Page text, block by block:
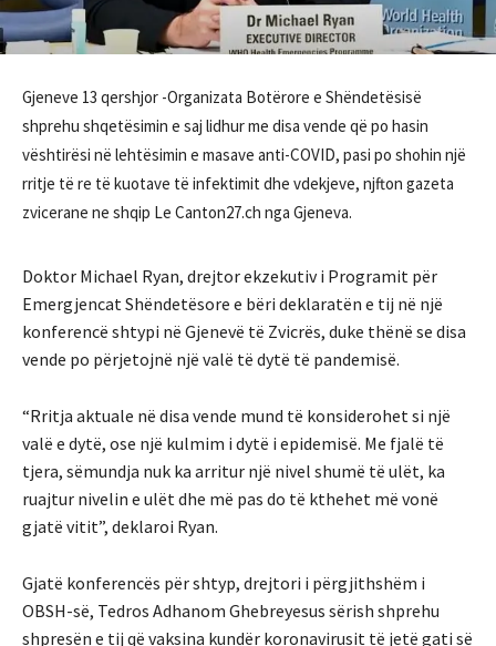
Gjeneve 13 qershjor -Organizata Botërore e Shëndetësisë
shprehu shqetësimin e saj lidhur me disa vende që po hasin
vështirësi në lehtësimin e masave anti-COVID, pasi po shohin një
rritje të re të kuotave të infektimit dhe vdekjeve, njfton gazeta
zvicerane ne shqip Le Canton27.ch nga Gjeneva.
Doktor Michael Ryan, drejtor ekzekutiv i Programit për
Emergjencat Shëndetësore e bëri deklaratën e tij në një
konferencë shtypi në Gjenevë të Zvicrës, duke thënë se disa
vende po përjetojnë një valë të dytë të pandemisë.
“Rritja aktuale në disa vende mund të konsiderohet si një
valë e dytë, ose një kulmim i dytë i epidemisë. Me fjalë të
tjera, sëmundja nuk ka arritur një nivel shumë të ulët, ka
ruajtur nivelin e ulët dhe më pas do të kthehet më vonë
gjatë vitit”, deklaroi Ryan.
Gjatë konferencës për shtyp, drejtori i përgjithshëm i
OBSH-së, Tedros Adhanom Ghebreyesus sërish shprehu
shpresën e tij që vaksina kundër koronavirusit të jetë gati së